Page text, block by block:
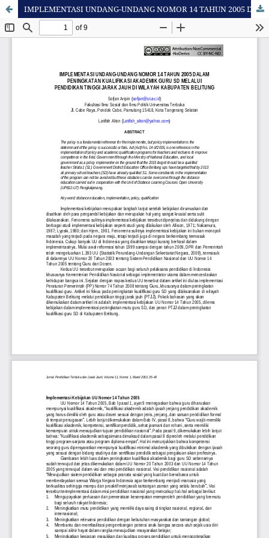
IMPLEMENTASI UNDANG-UNDANG NOMOR 14 TAHUN 2005 DALAM PENINGKATAN KUALIFIKASI AKADEMIK GURU SD MELALUI PENDIDIKAN TINGGI JARAK JAUH DI WILAYAH KABUPATEN BELITUNG